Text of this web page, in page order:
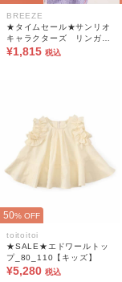
BREEZE
★タイムセール★サンリオ
キャラクターズ リンガー
ドッキングチュニック
¥1,815 税込
50% OFF
toitoitoi
★SALE★エドワールトッ
プ_80_110【キッズ】
¥5,280 税込